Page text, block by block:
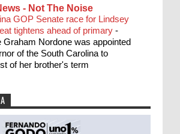
- Not The Noise
GOP Senate race for Lindsey
tightens ahead of primary -
Graham Nordone was appointed
of the South Carolina to
of her brother's term